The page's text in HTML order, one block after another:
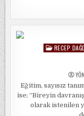
Posted
RECEP
Eğitim, sayısız
ise; “Bireyin
olarak istenilen